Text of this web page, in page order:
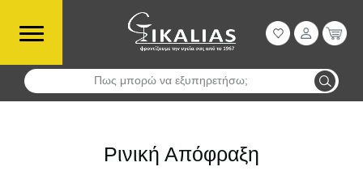
Πως μπορώ να εξυπηρετήσω;
Αναζήτηση
Ρινική Απόφραξη